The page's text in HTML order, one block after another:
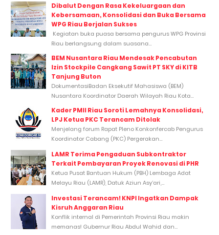
Dibalut Dengan Rasa Kekeluargaan dan
Kebersamaan, Konsolidasi dan Buka Bersama
WPG Riau Berjalan Sukses
Kegiatan buka puasa bersama pengurus WPG Provinsi
Riau berlangsung dalam suasana...
BEM Nusantara Riau Mendesak Pencabutan
Izin Stockpile Cangkang Sawit PT SKY di KITB
Tanjung Buton
DokumentasiBadan Eksekutif Mahasiswa (BEM)
Nusantara Koordinator Daerah Wilayah Riau Kota...
Kader PMII Riau Soroti Lemahnya Konsolidasi,
LPJ Ketua PKC Terancam Ditolak
Menjelang forum Rapat Pleno Konkonfercab Pengurus
Koordinator Cabang (PKC) Pergerakan...
LAMR Terima Pengaduan Subkontraktor
Terkait Pembayaran Proyek Renovasi di PHR
Ketua Pusat Bantuan Hukum (PBH) Lembaga Adat
Melayu Riau (LAMR), Datuk Aziun Asy’ari,...
Investasi Terancam! KNPI Ingatkan Dampak
Kisruh Anggaran Riau
Konflik internal di Pemerintah Provinsi Riau makin
memanas! Gubernur Riau Abdul Wahid dan...